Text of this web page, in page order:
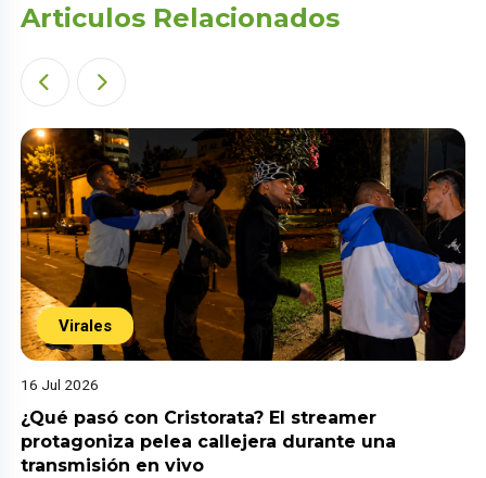
Articulos Relacionados
Virales
16 Jul 2026
¿Qué pasó con Cristorata? El streamer
protagoniza pelea callejera durante una
transmisión en vivo